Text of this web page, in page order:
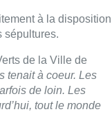
à la disposition
sépultures.
de la Ville de
tenait à coeur. Les
de loin. Les
tout le monde